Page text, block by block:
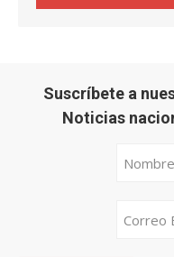
Suscríbete a
Noticias